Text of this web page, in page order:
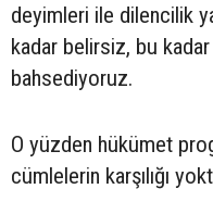
deyimleri ile dilencilik
kadar belirsiz, bu
bahsediyoruz.
O yüzden hükümet
cümlelerin karşılığı